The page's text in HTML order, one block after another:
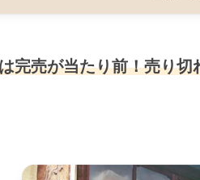
完売が当たり前！売り切